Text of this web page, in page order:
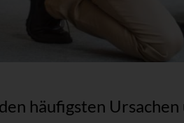
häufigsten